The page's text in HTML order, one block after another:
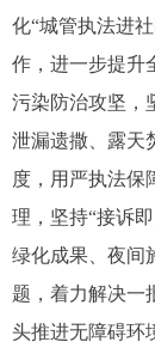
化“城管执法进
作，进一步提升
污染防治攻坚，
泄漏遗撒、露天
度，用严执法保
理，坚持“接诉
绿化成果、夜间
题，着力解决一
头推进无障碍环